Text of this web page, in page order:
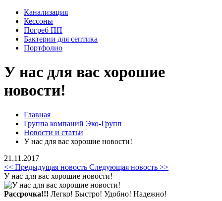
Канализация
Кессоны
Погреб ПП
Бактерии для септика
Портфолио
У нас для вас хорошие
новости!
Главная
Группа компаний Эко-Групп
Новости и статьи
У нас для вас хорошие новости!
21.11.2017
<< Предыдущая новость Следующая новость >>
У нас для вас хорошие новости!
Рассрочка!!! Легко! Быстро! Удобно! Надежно!